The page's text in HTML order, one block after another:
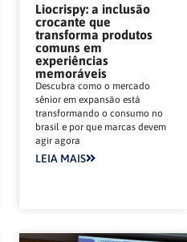
Liocrispy: a inclusão
crocante que
transforma produtos
comuns em
experiências
memoráveis
Descubra como o mercado
sênior em expansão está
transformando o consumo no
brasil e por que marcas devem
agir agora
LEIA MAIS